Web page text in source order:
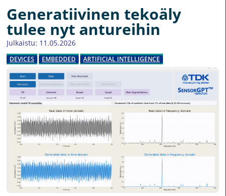
Generatiivinen tekoäly
tulee nyt antureihin
Julkaistu: 11.05.2026
DEVICES EMBEDDED ARTIFICIAL INTELLIGENCE